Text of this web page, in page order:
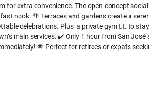
extra convenience. The open-concept
nook. 🌴 Terraces and gardens create a
celebrations. Plus, a private gym 🏋️‍♀️ to
main services. ✔️ Only 1 hour from San
🌟 Perfect for retirees or expats